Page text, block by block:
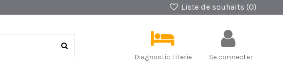
Liste de souhaits (0)
Diagnostic Literie Se connecter